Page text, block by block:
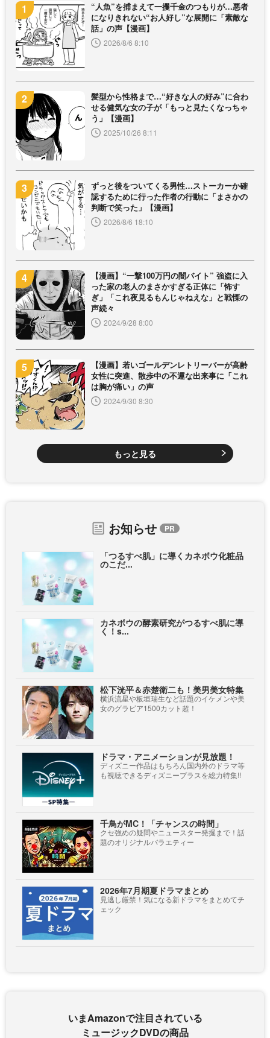
“人魚”を捕まえて一攫千金のつもりが…悪者
になりきれない“お人好し”な展開に「素敵な
話」の声【漫画】
2026/8/6 8:10
髪型から性格まで…“好きな人の好み”に合わ
せる健気な女の子が「もっと見たくなっちゃ
う」【漫画】
2025/10/26 8:11
ずっと後をついてくる男性…ストーカーか確
認するために行った作者の行動に「まさかの
判断で笑った」【漫画】
2026/8/6 18:10
【漫画】“一撃100万円の闇バイト” 強盗に入
った家の老人のまさかすぎる正体に「怖す
ぎ」「これ夜見るもんじゃねえな」と戦慄の
声続々
2024/9/28 8:00
【漫画】若いゴールデンレトリーバーが高齢
女性に突進、散歩中の不運な出来事に「これ
は胸が痛い」の声
2024/9/30 8:30
もっと見る
お知らせ
「つるすべ肌」に導くカネボウ化粧品
のこだ...
カネボウの酵素研究がつるすべ肌に導
く！s...
松下洸平＆赤楚衛二も！美男美女特集
横浜流星や板垣瑞生など話題のイケメンや美
女のグラビア1500カット超！
ドラマ・アニメーションが見放題！
ディズニー作品はもちろん国内外のドラマ等
も視聴できるディズニープラスを総力特集!!
千鳥がMC！「チャンスの時間」
クセ強めの疑問やニュースター発掘まで！話
題のオリジナルバラエティー
2026年7月期夏ドラマまとめ
見逃し厳禁！気になる新ドラマをまとめてチ
ェック
いまAmazonで注目されている
ミュージックDVDの商品